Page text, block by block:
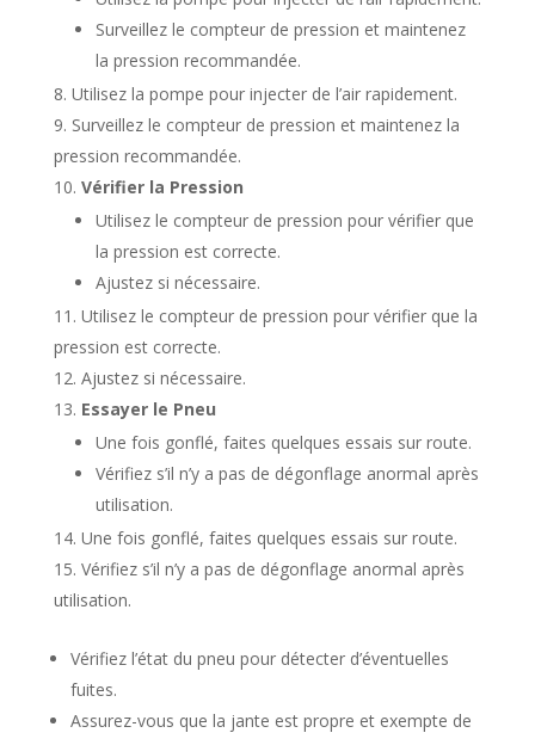
Surveillez le compteur de pression et maintenez
la pression recommandée.
Utilisez la pompe pour injecter de l’air rapidement.
Surveillez le compteur de pression et maintenez la
pression recommandée.
Vérifier la Pression
Utilisez le compteur de pression pour vérifier que
la pression est correcte.
Ajustez si nécessaire.
Utilisez le compteur de pression pour vérifier que la
pression est correcte.
Ajustez si nécessaire.
Essayer le Pneu
Une fois gonflé, faites quelques essais sur route.
Vérifiez s’il n’y a pas de dégonflage anormal après
utilisation.
Une fois gonflé, faites quelques essais sur route.
Vérifiez s’il n’y a pas de dégonflage anormal après
utilisation.
Vérifiez l’état du pneu pour détecter d’éventuelles
fuites.
Assurez-vous que la jante est propre et exempte de